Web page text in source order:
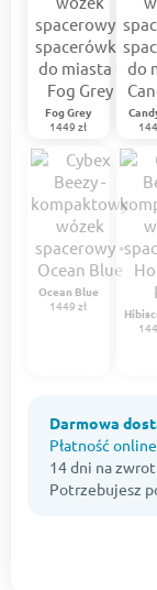
Ocean Blue
1449 zł
Fog Grey
1449 zł
Darmowa
Płatność
14 dni na
Potrzebujesz